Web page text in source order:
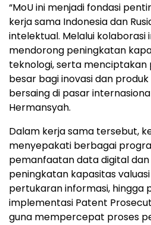
“MoU ini menjadi fondasi
kerja sama Indonesia dan
intelektual. Melalui kolaborasi
mendorong peningkatan
teknologi, serta menciptakan
besar bagi inovasi dan
bersaing di pasar
Hermansyah.
Dalam kerja sama tersebut,
menyepakati berbagai
pemanfaatan data digital dan
peningkatan kapasitas
pertukaran informasi, hingga
implementasi Patent
guna mempercepat proses